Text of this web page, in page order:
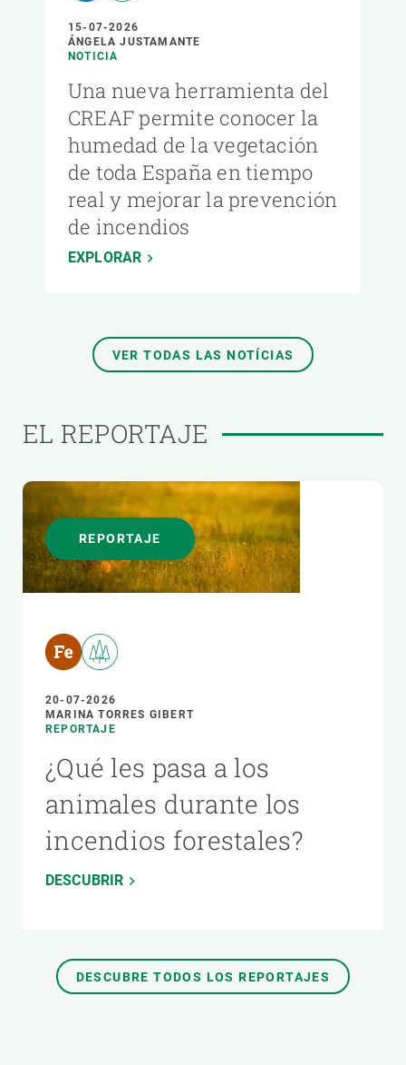
15-07-2026
ÁNGELA JUSTAMANTE
NOTICIA
Una nueva herramienta del
CREAF permite conocer la
humedad de la vegetación
de toda España en tiempo
real y mejorar la prevención
de incendios
EXPLORAR
VER TODAS LAS NOTÍCIAS
EL REPORTAJE
REPORTAJE
20-07-2026
MARINA TORRES GIBERT
REPORTAJE
¿Qué les pasa a los
animales durante los
incendios forestales?
DESCUBRIR
DESCUBRE TODOS LOS REPORTAJES